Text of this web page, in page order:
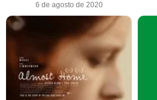
6 de agosto de 2020